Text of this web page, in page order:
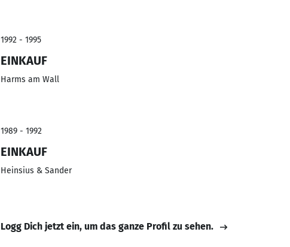
1992 - 1995
EINKAUF
Harms am Wall
1989 - 1992
EINKAUF
Heinsius & Sander
Logg Dich jetzt ein, um das ganze Profil zu sehen.